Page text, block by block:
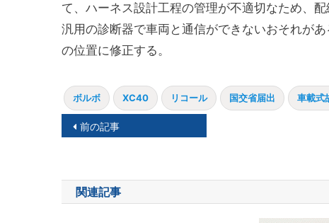
て、ハーネス設計工程の管理が不適切なため、
汎用の診断器で車両と通信ができないおそれが
の位置に修正する。
ボルボ XC40 リコール 国交省届出 車載式
投
ナ
ビ
前の記事
関連記事